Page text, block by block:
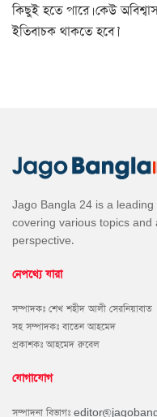
কিছুই হতে পারে। কেউ
ইতিবাচক থাকতে হবে।’
Jago Bangla 24 is a
covering various topics and
perspective.
নেপথ্যে যারা
সম্পাদকঃ শেখ শহীদ আলী সেরনিয়াবাত
সহ সম্পাদকঃ বাতেন আহমেদ
প্রকাশকঃ আহমেদ রুবেল
যোগাযোগ
সম্পাদনা বিভাগঃ